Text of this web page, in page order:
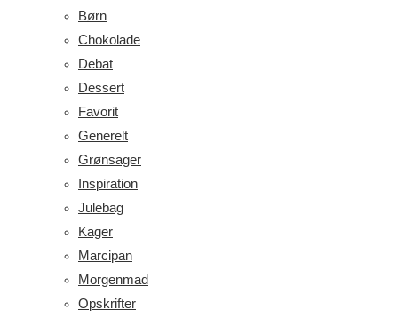
Børn
Chokolade
Debat
Dessert
Favorit
Generelt
Grønsager
Inspiration
Julebag
Kager
Marcipan
Morgenmad
Opskrifter